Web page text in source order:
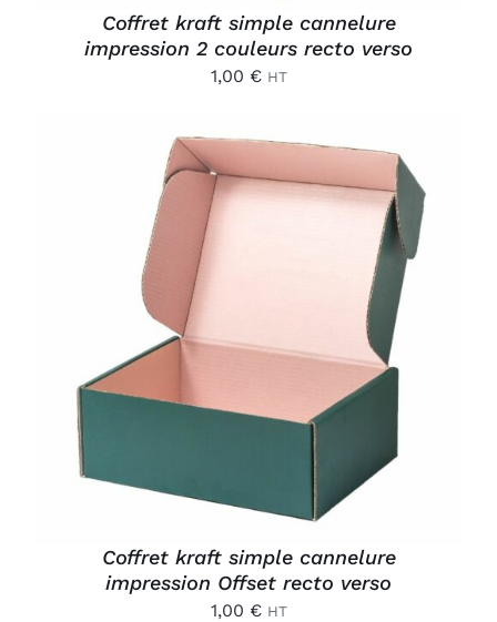
Coffret kraft simple cannelure
impression 2 couleurs recto verso
1,00 € HT
AJOUTER AU PANIER
Coffret kraft simple cannelure
impression Offset recto verso
1,00 € HT